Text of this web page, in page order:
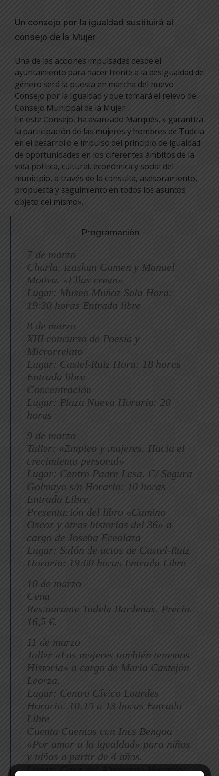
Un consejo por la igualdad sustituirá al
consejo de la Mujer
Una de las acciones impulsadas desde el
ayuntamiento para hacer frente a la desigualdad de
género será la puesta en marcha del nuevo
Consejo por la Igualdad y que tomará el relevo del
Consejo Municipal de la Mujer.
En este Consejo, ha avanzado Marqués, » garantiza
la participación de las mujeres y hombres de Tudela
en el desarrollo e impulso del principio de igualdad
de oportunidades en los diferentes ámbitos de la
vida política, cultural, económica y social del
municipio, a través de la consulta, asesoramiento,
propuesta y seguimiento en todos los asuntos
objeto del mismo».
Programación
7 de marzo
Charla. Izaskun Gamen y Manuel
Motiva. «Ellas crean»
Lugar: Museo Muñoz Sola Hora:
19:30 horas Entrada libre
8 de marzo
XIII concurso de Poesía y
Microrrelato
Lugar: Castel-Ruiz Hora: 18 horas
Entrada libre
Concentración
Lugar: Plaza Nueva Horario: 20
horas
9 de marzo
Taller: «Empleo y mujeres. Hacia el
crecimiento personal»
Lugar: Centro Padre Lasa. C/ Segura
Golmayo s/n Horario: 10 horas
Entrada Libre.
Presentación del libro «Camino
Oscoz y otras historias del 36» a
cargo de Joseba Eceolaza
Lugar: Salón de actos de Castel-Ruiz
Horario: 19:00 horas Entrada Libre
10 de marzo
Cena
Restaurante Tudela Bardenas. Precio.
16,5 €.
11 de marzo
Taller «Las mujeres también tenemos
Historia» a cargo de María Castejón
Leorza.
Lugar: Centro Cívico Lourdes
Horario: 10:15 a 13 horas Entrada
Libre
Cuenta Cuentos con Inés Bengoa
«Por amor a la igualdad» para niños
y niñas a partir de 4 años.
Lugar: Casa del Almirante Horario: